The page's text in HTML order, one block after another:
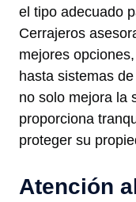
el tipo adecuado
Cerrajeros
mejores
hasta sistemas
no solo mejora la
proporciona
proteger su
Atención